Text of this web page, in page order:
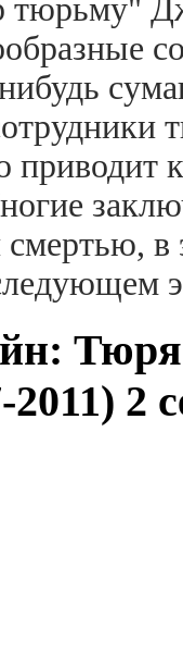
тюрьму"
приводит
2